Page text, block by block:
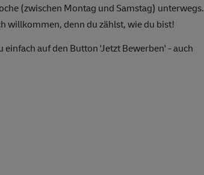
(zwischen Montag und Samstag) unterwegs.
willkommen, denn du zählst, wie du bist!
einfach auf den Button 'Jetzt Bewerben' - auch